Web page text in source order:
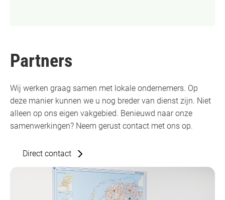
Partners
Wij werken graag samen met lokale ondernemers. Op
deze manier kunnen we u nog breder van dienst zijn. Niet
alleen op ons eigen vakgebied. Benieuwd naar onze
samenwerkingen? Neem gerust contact met ons op.
Direct contact